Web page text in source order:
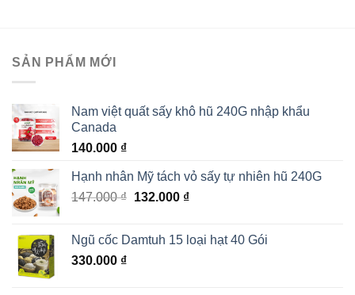
SẢN PHẨM MỚI
Nam việt quất sấy khô hũ 240G nhập khẩu
Canada
140.000 ₫
Hạnh nhân Mỹ tách vỏ sấy tự nhiên hũ 240G
147.000₫ Giá
147.000 ₫.
132.000 ₫Giá
là:
Ngũ cốc Damtuh 15 loại hạt 40 Gói
330.000 ₫